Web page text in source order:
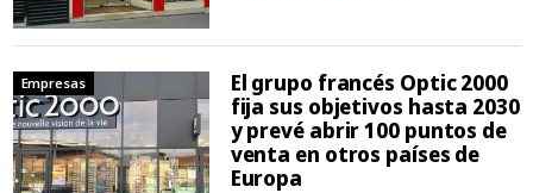
Empresas
El grupo francés Optic 2000
fija sus objetivos hasta 2030
y prevé abrir 100 puntos de
venta en otros países de
Europa